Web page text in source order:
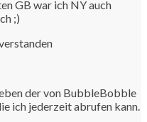
GB war ich NY auch
;)
der von BubbleBobble
ich jederzeit abrufen kann.